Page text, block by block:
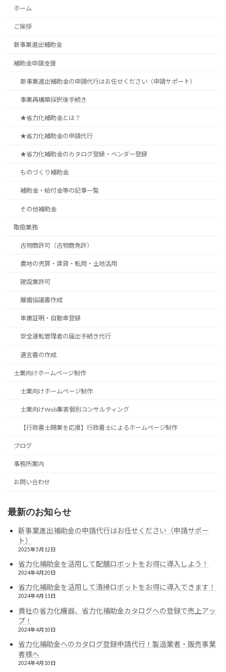
ホーム
ご挨拶
新事業進出補助金
補助金申請支援
新事業進出補助金の申請代行はお任せください（申請サポート）
事業再構築採択後手続き
★省力化補助金とは？
★省力化補助金の申請代行
★省力化補助金のカタログ登録・ベンダー登録
ものづくり補助金
補助金・給付金等の記事一覧
その他補助金
取扱業務
古物商許可（古物商免許）
農地の売買・賃貸・転用・土地活用
建設業許可
離婚協議書作成
車庫証明・自動車登録
安全運転管理者の届出手続き代行
遺言書の作成
士業向けホームページ制作
士業向けホームページ制作
士業向けWeb集客個別コンサルティング
【行政書士開業を応援】行政書士によるホームページ制作
ブログ
事務所案内
お問い合わせ
最新のお知らせ
新事業進出補助金の申請代行はお任せください（申請サポー
ト）
2025年5月12日
省力化補助金を活用して配膳ロボットをお得に導入しよう！
2024年4月20日
省力化補助金を活用して清掃ロボットをお得に導入できます！
2024年4月11日
貴社の省力化機器、省力化補助金カタログへの登録で売上アッ
プ！
2024年4月10日
省力化補助金へのカタログ登録申請代行！製造業者・販売事業
者様へ
2024年4月10日